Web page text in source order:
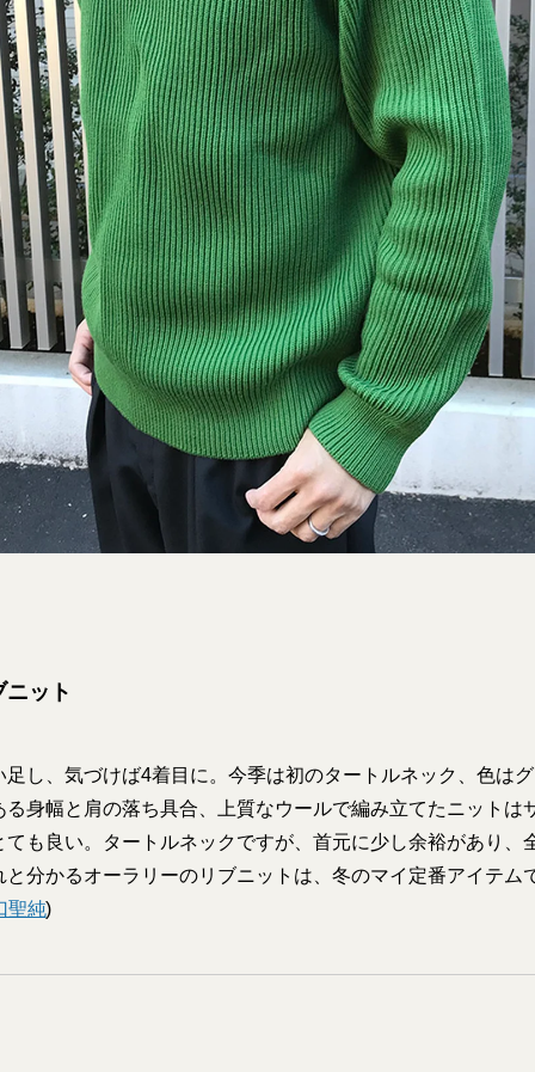
ット
足し、気づけば4着目に。今季は初のタートルネック、色は
る身幅と肩の落ち具合、上質なウールで編み立てたニットは
ても良い。タートルネックですが、首元に少し余裕があり、
と分かるオーラリーのリブニットは、冬のマイ定番アイテム
聖純)